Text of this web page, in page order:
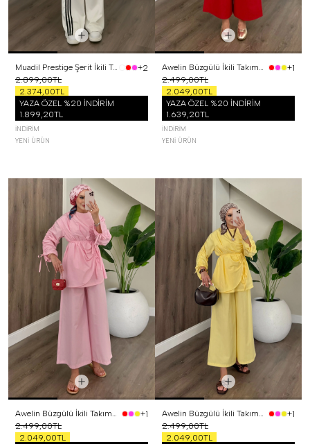
Muadil Prestige Şerit İkili Takım Beyaz
+2
2.899,00TL
2.374,00TL
YAZA ÖZEL %20 İNDİRİM
1.899,20TL
İNDIRIM
YENI ÜRÜN
Awelin Büzgülü İkili Takım Kırmızı
+1
2.499,00TL
2.049,00TL
YAZA ÖZEL %20 İNDİRİM
1.639,20TL
İNDIRIM
YENI ÜRÜN
Awelin Büzgülü İkili Takım Pembe
+1
2.499,00TL
2.049,00TL
Awelin Büzgülü İkili Takım Sarı
+1
2.499,00TL
2.049,00TL